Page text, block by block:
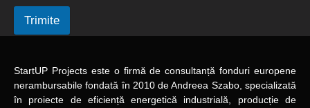
Trimite
StartUP Projectseste o firmă de consultanță fonduri europene
nerambursabilefondată în 2010de Andreea Szabo, specializată
în proiecte de eficiență energetică industrială, producție de